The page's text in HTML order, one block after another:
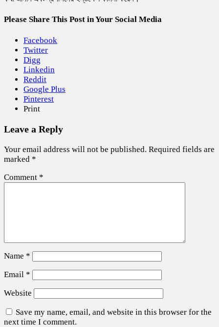
Please Share This Post in Your Social Media
Facebook
Twitter
Digg
Linkedin
Reddit
Google Plus
Pinterest
Print
Leave a Reply
Your email address will not be published. Required fields are
marked *
Comment *
Name *
Email *
Website
Save my name, email, and website in this browser for the
next time I comment.